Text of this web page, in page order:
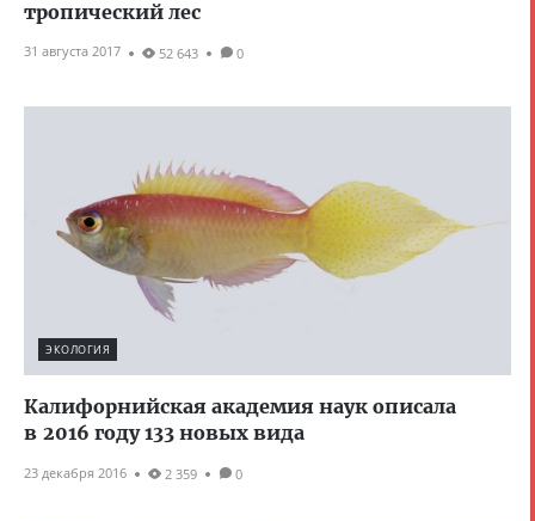
тропический лес
31 августа 2017 52 643 0
ЭКОЛОГИЯ
Калифорнийская академия наук описала
в 2016 году 133 новых вида
23 декабря 2016 2 359 0